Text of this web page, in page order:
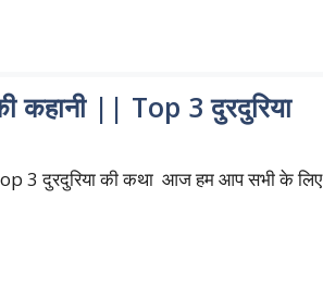
कहानी || Top 3 दुरदुरिया
3 दुरदुरिया की कथा आज हम आप सभी के लिए